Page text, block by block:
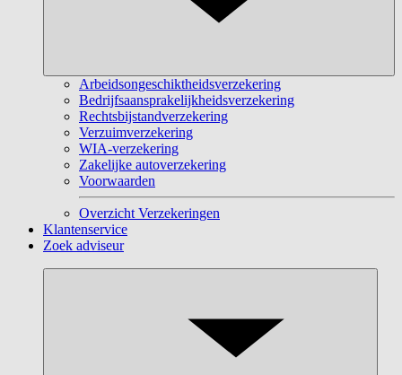
Arbeidsongeschiktheidsverzekering
Bedrijfsaansprakelijkheidsverzekering
Rechtsbijstandverzekering
Verzuimverzekering
WIA-verzekering
Zakelijke autoverzekering
Voorwaarden
Overzicht Verzekeringen
Klantenservice
Zoek adviseur